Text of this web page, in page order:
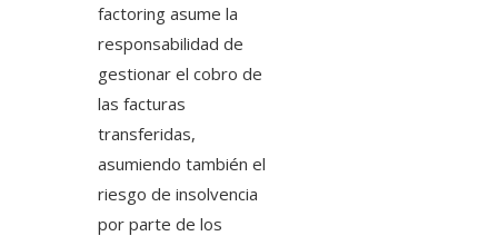
factoring asume la
responsabilidad de
gestionar el cobro de
las facturas
transferidas,
asumiendo también el
riesgo de insolvencia
por parte de los